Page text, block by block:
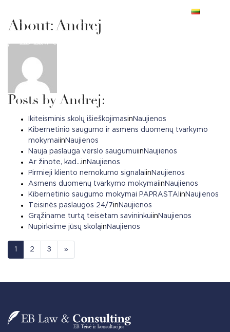
Main Navigation
About: Andrej
Posts by Andrej:
Ikiteisminis skolų išieškojimasin Naujienos
Kibernetinio saugumo ir asmens duomenų tvarkymo
mokymaiin Naujienos
Nauja paslauga verslo saugumuiin Naujienos
Ar žinote, kad…in Naujienos
Pirmieji kliento nemokumo signalaiin Naujienos
Asmens duomenų tvarkymo mokymaiin Naujienos
Kibernetinio saugumo mokymai PAPRASTAI in Naujienos
Teisinės paslaugos 24/7in Naujienos
Grąžiname turtą teisėtam savininkuiin Naujienos
Nupirksime jūsų skoląin Naujienos
Posts navigation
1 2 3 »